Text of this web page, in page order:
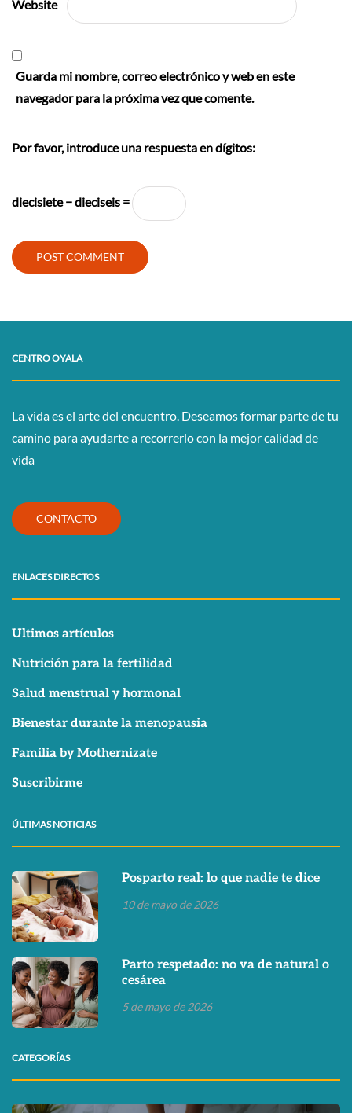
Website
Guarda mi nombre, correo electrónico y web en este
navegador para la próxima vez que comente.
Por favor, introduce una respuesta en dígitos:
diecisiete − dieciseis =
CENTRO OYALA
La vida es el arte del encuentro. Deseamos formar parte de tu
camino para ayudarte a recorrerlo con la mejor calidad de
vida
CONTACTO
ENLACES DIRECTOS
Ultimos artículos
Nutrición para la fertilidad
Salud menstrual y hormonal
Bienestar durante la menopausia
Familia by Mothernizate
Suscribirme
ÚLTIMAS NOTICIAS
Posparto real: lo que nadie te dice
10 de mayo de 2026
Parto respetado: no va de natural o
cesárea
5 de mayo de 2026
CATEGORÍAS